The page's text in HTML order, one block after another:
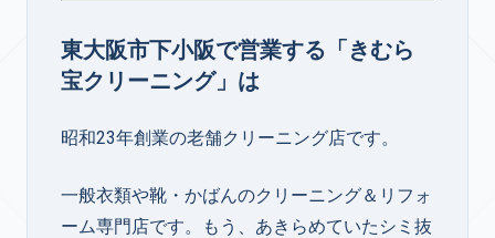
東大阪市下小阪で営業する「きむら
宝クリーニング」は
昭和23年創業の老舗クリーニング店です。
一般衣類や靴・かばんのクリーニング＆リフォ
ーム専門店です。もう、あきらめていたシミ抜